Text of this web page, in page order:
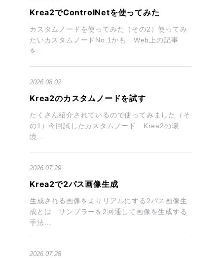
Krea2でControlNetを使ってみた
カスタムノードを使ってみた（その2）使ってみ
たいカスタムノードNo.1かも Web上の記事
を...
2026.08.02
Krea2のカスタムノードを試す
たくさん紹介されているので使ってみました（そ
の1）今回試したカスタムノード Krea2の環
境...
2026.07.29
Krea2で2パス画像生成
生成される画像をよりリアルにする2パス画像生
成とは サンプラーを2回通して画像を生成する
手法...
2026.07.28